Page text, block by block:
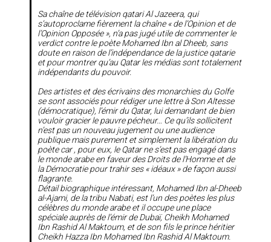
Sa chaîne de télévision qatariAl Jazeera, qui
s’autoproclame fièrement la chaîne «de l’Opinion et de
l’Opinion Opposée», n’a pas jugé utile de commenter le
verdict contre le poète Mohamed Ibn al Dheeb, sans
doute en raison de l’indépendance de la justice qatarie
et pour montrer qu’au Qatar les médias sont totalement
indépendants du pouvoir.
Des artistes et des écrivains des monarchies du Golfe
se sont associés pour rédiger une lettre à Son Altesse
(démocratique), l’émir du Qatar, lui demandant de bien
vouloir gracier le pauvre pécheur… Ce qu’ils sollicitent
n’est pas un nouveau jugement ou une audience
publique mais purement et simplement la libération du
poète car , pour eux, le Qatar ne s’est pas engagé dans
le monde arabe en faveur des Droits de l’Homme et de
la Démocratie pour trahir ses «idéaux» de façon aussi
flagrante.
Détail biographique intéressant, Mohamed Ibn al-Dheeb
al-Ajami, de la tribu Nabati, est l’un des poètes les plus
célèbres du monde arabe et il occupe une place
spéciale auprès de l’émir de Dubaï, Cheikh Mohamed
Ibn Rashid Al Maktoum, et de son fils le prince héritier
Cheikh Hazza Ibn Mohamed Ibn Rashid Al Maktoum.